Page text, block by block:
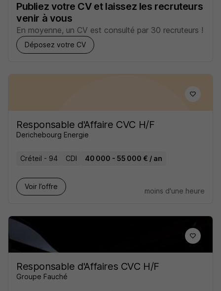
Publiez votre CV et laissez les recruteurs
venir à vous
En moyenne, un CV est consulté par 30 recruteurs !
Déposez votre CV
Responsable d'Affaire CVC H/F
Derichebourg Energie
Créteil - 94 CDI 40 000 - 55 000 € / an
Voir l’offre
moins d'une heure
Responsable d'Affaires CVC H/F
Groupe Fauché